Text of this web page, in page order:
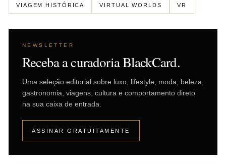
VIAGEM HISTÓRICA VIRTUAL WORLDS VR
NEWSLETTER
Receba a curadoria BlackCard.
Uma seleção editorial sobre luxo, lifestyle, moda, beleza,
gastronomia, viagens, cultura e comportamento direto
na sua caixa de entrada.
ASSINAR GRATUITAMENTE